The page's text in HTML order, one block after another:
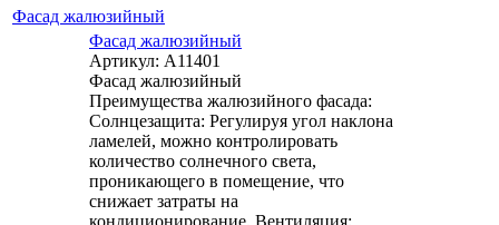
Фасад жалюзийный
Фасад жалюзийный
Артикул: А11401
Фасад жалюзийный
Преимущества жалюзийного фасада:
Солнцезащита: Регулируя угол наклона
ламелей, можно контролировать
количество солнечного света,
проникающего в помещение, что
снижает затраты на
кондиционирование. Вентиляция: